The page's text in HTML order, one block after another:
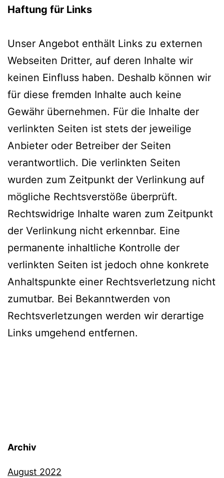
Haftung für Links
Unser Angebot enthält Links zu externen
Webseiten Dritter, auf deren Inhalte wir
keinen Einfluss haben. Deshalb können wir
für diese fremden Inhalte auch keine
Gewähr übernehmen. Für die Inhalte der
verlinkten Seiten ist stets der jeweilige
Anbieter oder Betreiber der Seiten
verantwortlich. Die verlinkten Seiten
wurden zum Zeitpunkt der Verlinkung auf
mögliche Rechtsverstöße überprüft.
Rechtswidrige Inhalte waren zum Zeitpunkt
der Verlinkung nicht erkennbar. Eine
permanente inhaltliche Kontrolle der
verlinkten Seiten ist jedoch ohne konkrete
Anhaltspunkte einer Rechtsverletzung nicht
zumutbar. Bei Bekanntwerden von
Rechtsverletzungen werden wir derartige
Links umgehend entfernen.
Archiv
August 2022